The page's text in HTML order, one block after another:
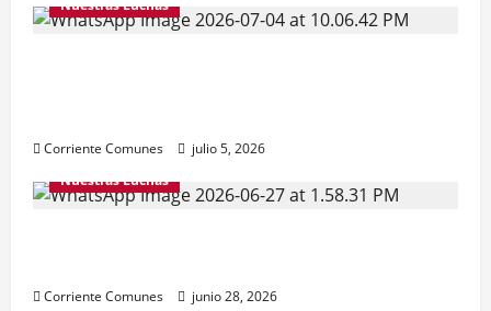
Nuestras Luchas
Corriente Comunes
julio 5, 2026
Nuestras Luchas
Corriente Comunes junio 28, 2026